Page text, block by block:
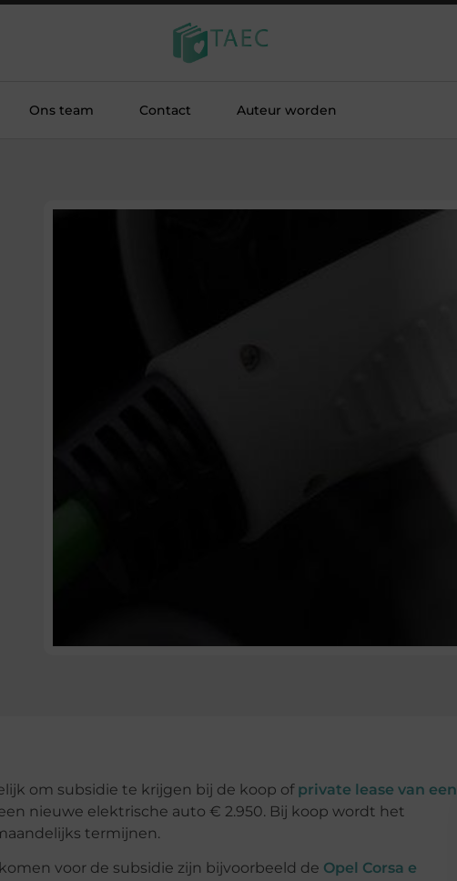
Ons team Contact Auteur worden
om subsidie te krijgen bij de koop of private lease van een
nieuwe elektrische auto € 2.950. Bij koop wordt het
termijnen.
voor de subsidie zijn bijvoorbeeld de Opel Corsa e